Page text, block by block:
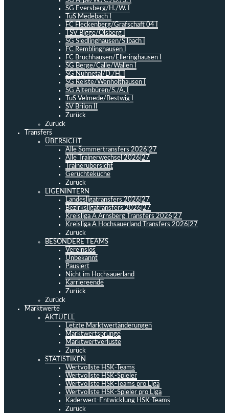
SG Eversberg/H./W. I
TuS Medebach I
FC Fleckenberg/Grafschaft 04 I
TSV Bigge/Olsberg I
SG Siedlinghausen/Silbach I
FC Remblinghausen I
FC Bruchhausen/Elleringhausen I
SG Berge/Calle/Wallen I
SG Nuhnetal/D./H. I
SG Reiste/Wenholthausen I
SG Altenbüren/S./A. I
TuS Velmede/Bestwig I
SV Brilon II
Zurück
Zurück
Transfers
ÜBERSICHT
Alle Sommertransfers 2026|27
Alle Trainerwechsel 2026|27
Trainerübersicht
Gerüchteküche
Zurück
LIGENINTERN
Landesligatransfers 2026|27
Bezirksligatransfers 2026|27
Kreisliga A Arnsberg Transfers 2026|27
Kreisliga A Hochsauerland Transfers 2026|27
Zurück
BESONDERE TEAMS
Vereinslos
Unbekannt
Pausiert
Nicht im Hochsauerland
Karriereende
Zurück
Zurück
Marktwerte
AKTUELL
Letzte Marktwertänderungen
Marktwertsprünge
Marktwertverluste
Zurück
STATISTIKEN
Wertvollste HSK-Teams
Wertvollste HSK-Spieler
Wertvollste HSK-Teams pro Liga
Wertvollste HSK-Spieler pro Liga
Kaderwert-Entwicklung HSK-Teams
Zurück